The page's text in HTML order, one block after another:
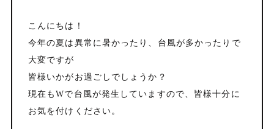
こんにちは！
今年の夏は異常に暑かったり、台風が多かったりで
大変ですが
皆様いかがお過ごしでしょうか？
現在もWで台風が発生していますので、皆様十分に
お気を付けください。